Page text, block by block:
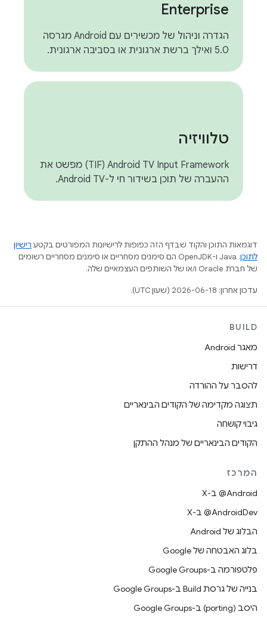
Enterprise
הגדרה וניהול של מכשירים עם Android מגרסה
5.0 ואילך ברשת ארגונית או בסביבה ארגונית.
טלוויזיה
Android TV Input Framework‏ (TIF) מפשט את
ההעברה של תוכן בשידור חי ל-Android TV.
דוגמאות התוכן והקוד שבדף הזה כפופות לרישיונות המפורטים בקטע רישיון
לתוכן
.‏ Java ו-OpenJDK הם סימנים מסחריים או סימנים מסחריים רשומים
של חברת Oracle ו/או של השותפים העצמאיים שלה.
עדכון אחרון: 2026-06-18 (שעון UTC).
BUILD
מאגר Android
דרישות
להסבר על ההורדה
תצוגה מקדימה של הקודים הבינאריים
גיבוי קושחה
הקודים הבינאריים של מנהל ההתקן
המרכז
‫‎@Android ב-X
‫‎@AndroidDev ב-X
הבלוג של Android
בלוג האבטחה של Google
פלטפורמה ב-Google Groups
בנייה של גרסת Build ב-Google Groups
היסב (porting) ב-Google Groups